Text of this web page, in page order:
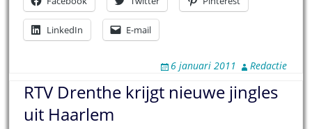
LinkedIn E-mail
6 januari 2011 Redactie
RTV Drenthe krijgt nieuwe jingles
uit Haarlem